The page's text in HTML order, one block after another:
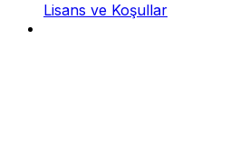
Lisans ve Koşullar